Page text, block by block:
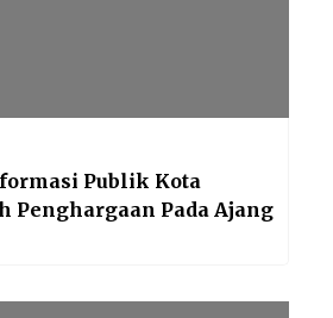
Publik Kota
Penghargaan Pada Ajang